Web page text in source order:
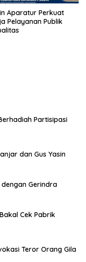
Aparatur Perkuat
Pelayanan Publik
Partisipasi
dan Gus Yasin
Gerindra
Cek Pabrik
Teror Orang Gila